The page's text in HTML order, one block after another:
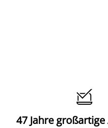

47 Jahre